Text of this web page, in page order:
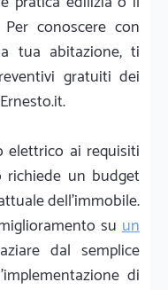
conoscere con
tua abitazione, ti
gratuiti dei
elettrico ai requisiti
richiede un budget
dell'immobile.
su un
dal semplice
di